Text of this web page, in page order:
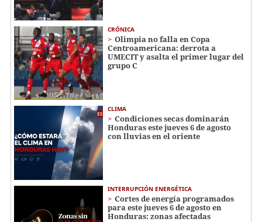
CRÓNICA
Olimpia no falla en Copa
Centroamericana: derrota a
UMECIT y asalta el primer lugar del
grupo C
CLIMA
Condiciones secas dominarán
Honduras este jueves 6 de agosto
con lluvias en el oriente
INTERRUPCIÓN ENERGÉTICA
Cortes de energía programados
para este jueves 6 de agosto en
Honduras: zonas afectadas